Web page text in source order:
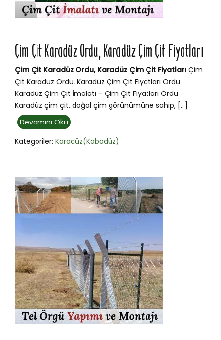
Çim Çit Karadüz Ordu, Karadüz Çim Çit Fiyatları
Çim Çit Karadüz Ordu, Karadüz Çim Çit Fiyatları Çim
Çit Karadüz Ordu, Karadüz Çim Çit Fiyatları Ordu
Karadüz Çim Çit İmalatı – Çim Çit Fiyatları Ordu
Karadüz çim çit, doğal çim görünümüne sahip, […]
Devamını Oku
Kategoriler: Karadüz(Kabadüz)